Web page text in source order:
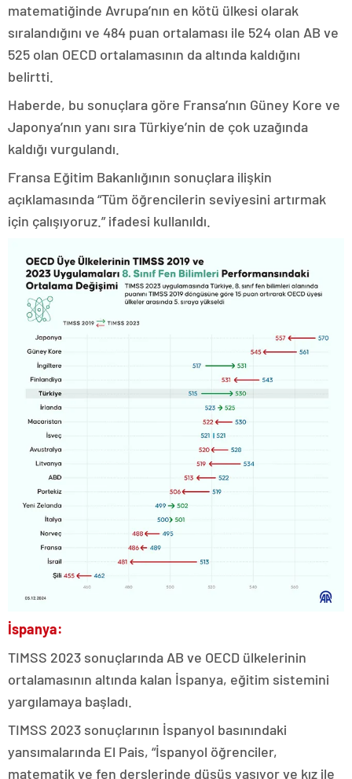
matematiğinde Avrupa’nın en kötü ülkesi olarak
sıralandığını ve 484 puan ortalaması ile 524 olan AB ve
525 olan OECD ortalamasının da altında kaldığını
belirtti.
Haberde, bu sonuçlara göre Fransa’nın Güney Kore ve
Japonya’nın yanı sıra Türkiye’nin de çok uzağında
kaldığı vurgulandı.
Fransa Eğitim Bakanlığının sonuçlara ilişkin
açıklamasında “Tüm öğrencilerin seviyesini artırmak
için çalışıyoruz.” ifadesi kullanıldı.
İspanya:
TIMSS 2023 sonuçlarında AB ve OECD ülkelerinin
ortalamasının altında kalan İspanya, eğitim sistemini
yargılamaya başladı.
TIMSS 2023 sonuçlarının İspanyol basınındaki
yansımalarında El Pais, “İspanyol öğrenciler,
matematik ve fen derslerinde düşüş yaşıyor ve kız ile